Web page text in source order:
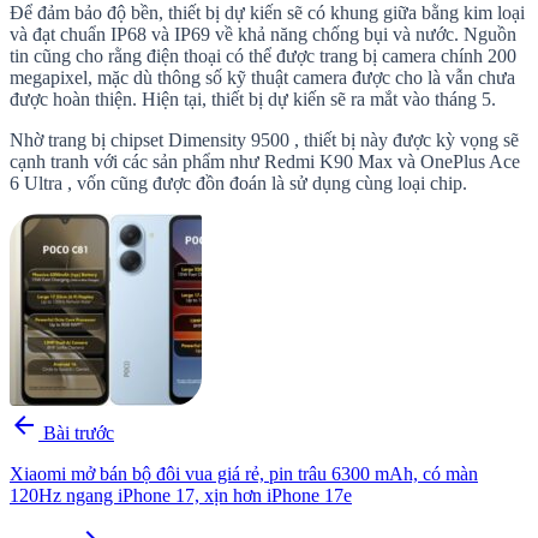
Để đảm bảo độ bền, thiết bị dự kiến ​​sẽ có khung giữa bằng kim loại
và đạt chuẩn IP68 và IP69 về khả năng chống bụi và nước. Nguồn
tin cũng cho rằng điện thoại có thể được trang bị camera chính 200
megapixel, mặc dù thông số kỹ thuật camera được cho là vẫn chưa
được hoàn thiện. Hiện tại, thiết bị dự kiến ​​sẽ ra mắt vào tháng 5.
Nhờ trang bị chipset Dimensity 9500 , thiết bị này được kỳ vọng sẽ
cạnh tranh với các sản phẩm như Redmi K90 Max và OnePlus Ace
6 Ultra , vốn cũng được đồn đoán là sử dụng cùng loại chip.
arrow_back Bài trước
Xiaomi mở bán bộ đôi vua giá rẻ, pin trâu 6300 mAh, có màn
120Hz ngang iPhone 17, xịn hơn iPhone 17e